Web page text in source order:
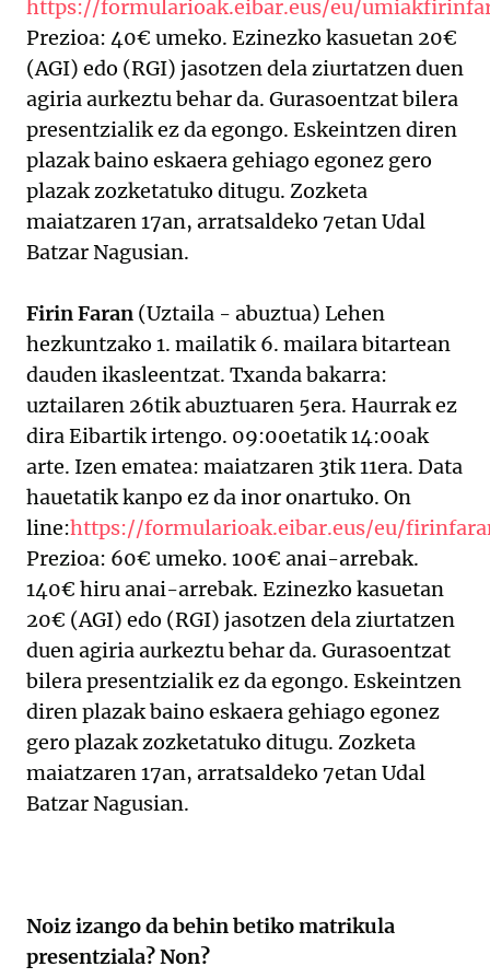
https://formularioak.eibar.eus/eu/
Prezioa: 40€ umeko. Ezinezko kasuetan 20€
(AGI) edo (RGI) jasotzen dela ziurtatzen duen
agiria aurkeztu behar da. Gurasoentzat bilera
presentzialik ez da egongo. Eskeintzen diren
plazak baino eskaera gehiago egonez gero
plazak zozketatuko ditugu. Zozketa
maiatzaren 17an, arratsaldeko 7etan Udal
Batzar Nagusian.
Firin Faran (Uztaila - abuztua) Lehen
hezkuntzako 1. mailatik 6. mailara bitartean
dauden ikasleentzat. Txanda bakarra:
uztailaren 26tik abuztuaren 5era. Haurrak ez
dira Eibartik irtengo. 09:00etatik 14:00ak
arte. Izen ematea: maiatzaren 3tik 11era. Data
hauetatik kanpo ez da inor onartuko. On
line:https://formularioak.eibar.eus/eu/
Prezioa: 60€ umeko. 100€ anai-arrebak.
140€ hiru anai-arrebak. Ezinezko kasuetan
20€ (AGI) edo (RGI) jasotzen dela ziurtatzen
duen agiria aurkeztu behar da. Gurasoentzat
bilera presentzialik ez da egongo. Eskeintzen
diren plazak baino eskaera gehiago egonez
gero plazak zozketatuko ditugu. Zozketa
maiatzaren 17an, arratsaldeko 7etan Udal
Batzar Nagusian.
Noiz izango da behin betiko matrikula
presentziala? Non?